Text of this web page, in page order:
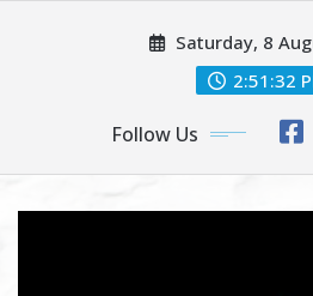
Saturday, 8
2:51:33
Follow Us